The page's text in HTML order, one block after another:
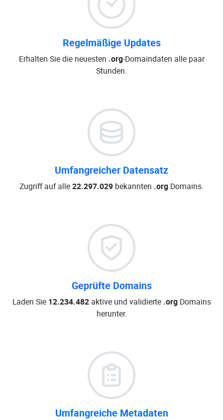
Regelmäßige Updates
Erhalten Sie die neuesten .org-Domaindaten alle paar
Stunden.
Umfangreicher Datensatz
Zugriff auf alle22.297.029 bekannten .org Domains.
Geprüfte Domains
Laden Sie 12.234.482aktive und validierte .orgDomains
herunter.
Umfangreiche Metadaten